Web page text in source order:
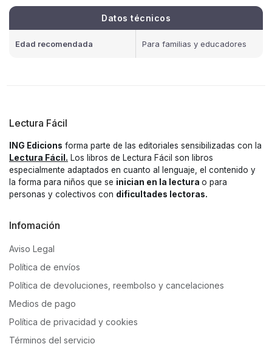
Datos técnicos
Edad recomendada Para familias y educadores
Lectura Fácil
ING Edicions forma parte de las editoriales sensibilizadas con la
Lectura Fácil. Los libros de Lectura Fácil son libros
especialmente adaptados en cuanto al lenguaje, el contenido y
la forma para niños que se inician en la lectura o para
personas y colectivos con dificultades lectoras.
Infomación
Aviso Legal
Política de envíos
Política de devoluciones, reembolso y cancelaciones
Medios de pago
Política de privacidad y cookies
Términos del servicio